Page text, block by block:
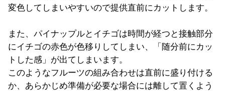
変色してしまいやすいので提供直前にカットします。
また、パイナップルとイチゴは時間が経つと接触部分
にイチゴの赤色が色移りしてしまい、「随分前にカッ
トした感」が出てしまいます。
このようなフルーツの組み合わせは直前に盛り付ける
か、あらかじめ準備が必要な場合には離して置くよう